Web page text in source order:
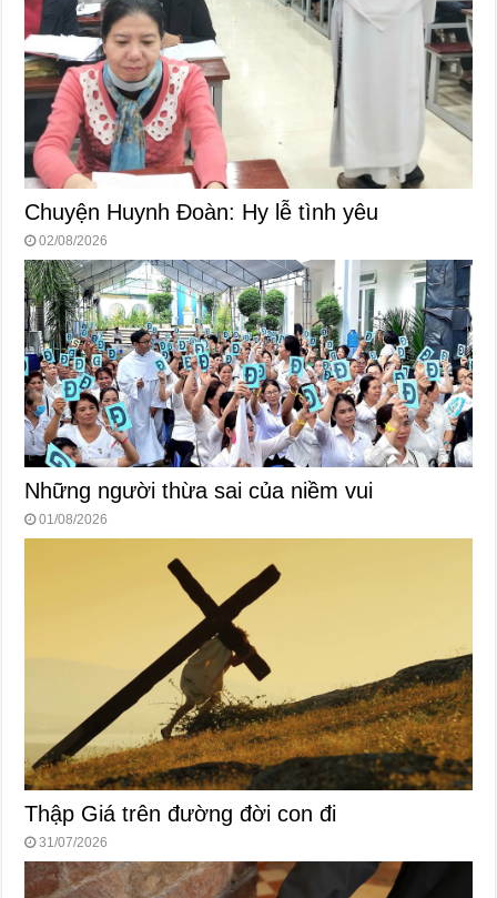
Chuyện Huynh Đoàn: Hy lễ tình yêu
02/08/2026
Những người thừa sai của niềm vui
01/08/2026
Thập Giá trên đường đời con đi
31/07/2026